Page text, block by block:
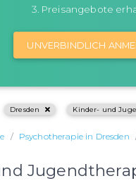
Preisangebote
UNVERBINDLICH
Dresden Kinder- und
Psychotherapie in Dresden